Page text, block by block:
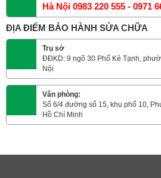
Hà Nội 0983 220 555 - 0971
ĐỊA ĐIỂM BẢO HÀNH SỬA CHỮA
Trụ sở
ĐĐKD: 9 ngõ 30 Phố Kẻ Tạnh,
Nội
Văn phòng:
Số 6/4 đường số 15, khu phố 10,
Hồ Chí Minh